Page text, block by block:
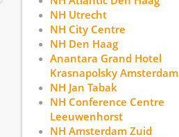
NH Utrecht
NH City Centre
NH Den Haag
Anantara Grand Hotel
Krasnapolsky Amsterdam
NH Jan Tabak
NH Conference Centre
Leeuwenhorst
NH Amsterdam Zuid